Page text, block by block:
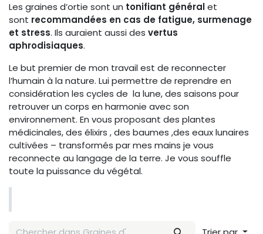
Les graines d’ortie sont un tonifiant généralet
sont recommandées en cas de fatigue, surmenage
et stress. Ils auraient aussi des vertus
aphrodisiaques.
Le but premier de mon travail est de reconnecter
l’humain à la nature. Lui permettre de reprendre en
considération les cycles de la lune, des saisons pour
retrouver un corps en harmonie avec son
environnement. En vous proposant des plantes
médicinales, des élixirs , des baumes ,des eaux lunaires
cultivées – transformés par mes mains je vous
reconnecte au langage de la terre. Je vous souffle
toute la puissance du végétal.